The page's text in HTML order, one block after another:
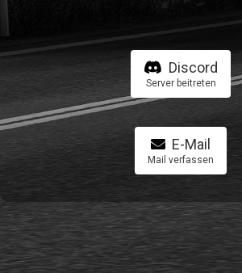
Discord
Server beitreten
E-Mail
Mail verfassen